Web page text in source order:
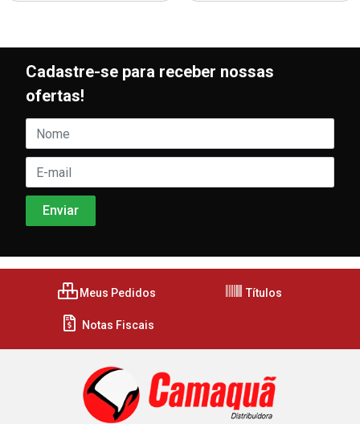
Cadastre-se para receber nossas
ofertas!
Meus Pedidos Títulos
Notas Fiscais